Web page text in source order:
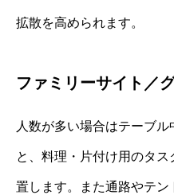
拡散を高められます。
ファミリーサイト／
人数が多い場合はテーブ
と、料理・片付け用のタ
置します。また通路やテン